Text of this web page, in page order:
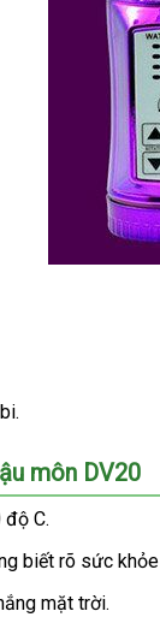
môn DV20
C.
biết rõ sức khỏe
mặt trời.